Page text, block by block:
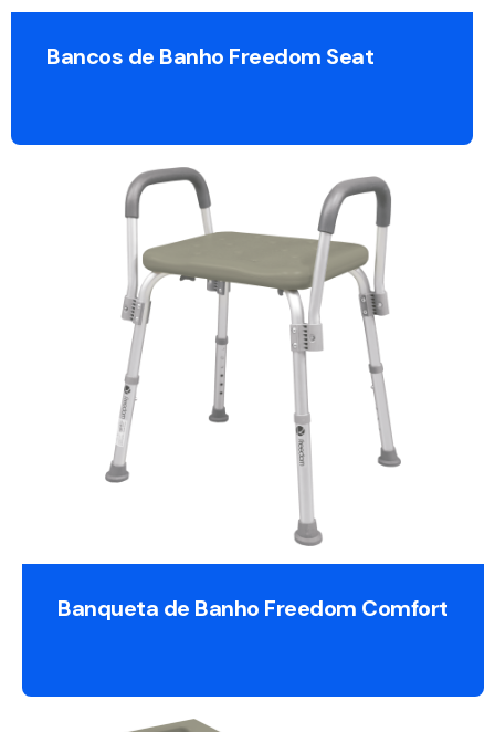
Bancos de Banho Freedom Seat
Banqueta de Banho Freedom Comfort